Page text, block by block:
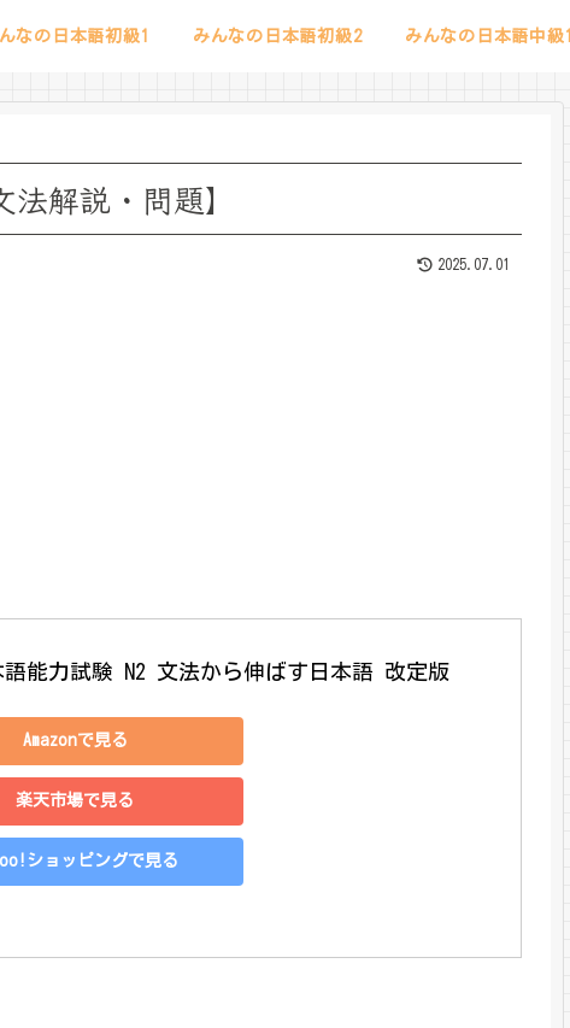
なの日本語初級1 みんなの日本語初級2 みんなの日本語中級1
解説・問題】
2025.07.01
語能力試験 N2 文法から伸ばす日本語 改定版
Amazonで見る
楽天市場で見る
ショッピングで見る